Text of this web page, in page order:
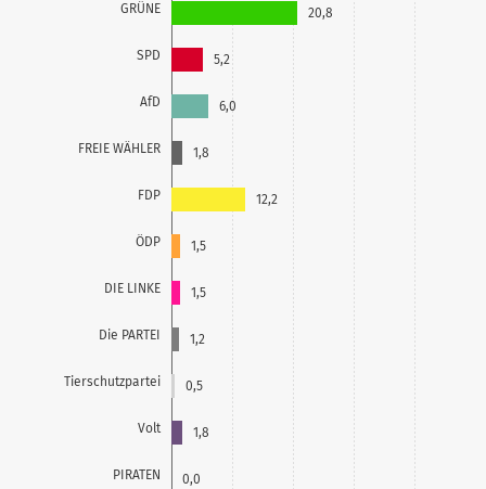
GRÜNE
SPD
AfD
FREIE WÄHLER
FDP
ÖDP
DIE LINKE
Die PARTEI
Tierschutzpartei
Volt
PIRATEN
20,8
5,2
6,0
1,8
12,2
1,5
1,5
1,2
0,5
1,8
0,0